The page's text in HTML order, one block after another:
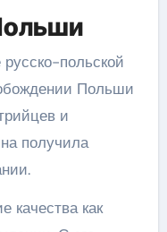
польской
Польши
и
получила
качества как